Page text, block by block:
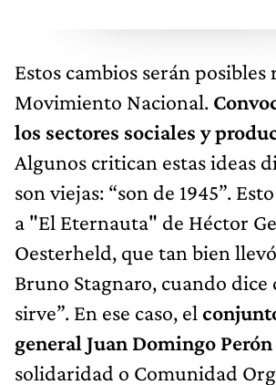
Estos cambios serán posibles
Movimiento Nacional.
los sectores sociales y
Algunos critican estas ideas
son viejas: “son de 1945”.
a "El Eternauta" de Héctor
Oesterheld, que tan bien
Bruno Stagnaro, cuando dice
sirve”. En ese caso, el
general Juan Domingo Perón
solidaridad o Comunidad